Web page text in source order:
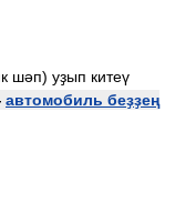
шәп) уҙып китеү
автомобиль беҙҙең